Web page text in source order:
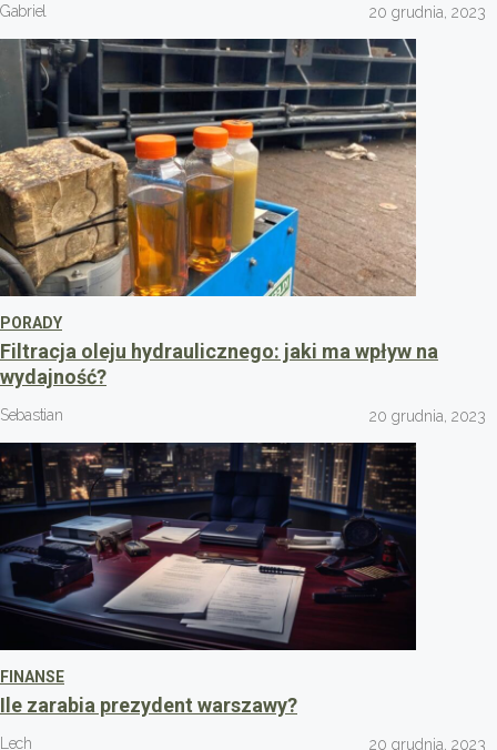
Gabriel 20 grudnia, 2023
PORADY
Filtracja oleju hydraulicznego: jaki ma wpływ na
wydajność?
Sebastian 20 grudnia, 2023
FINANSE
Ile zarabia prezydent warszawy?
Lech 20 grudnia, 2023